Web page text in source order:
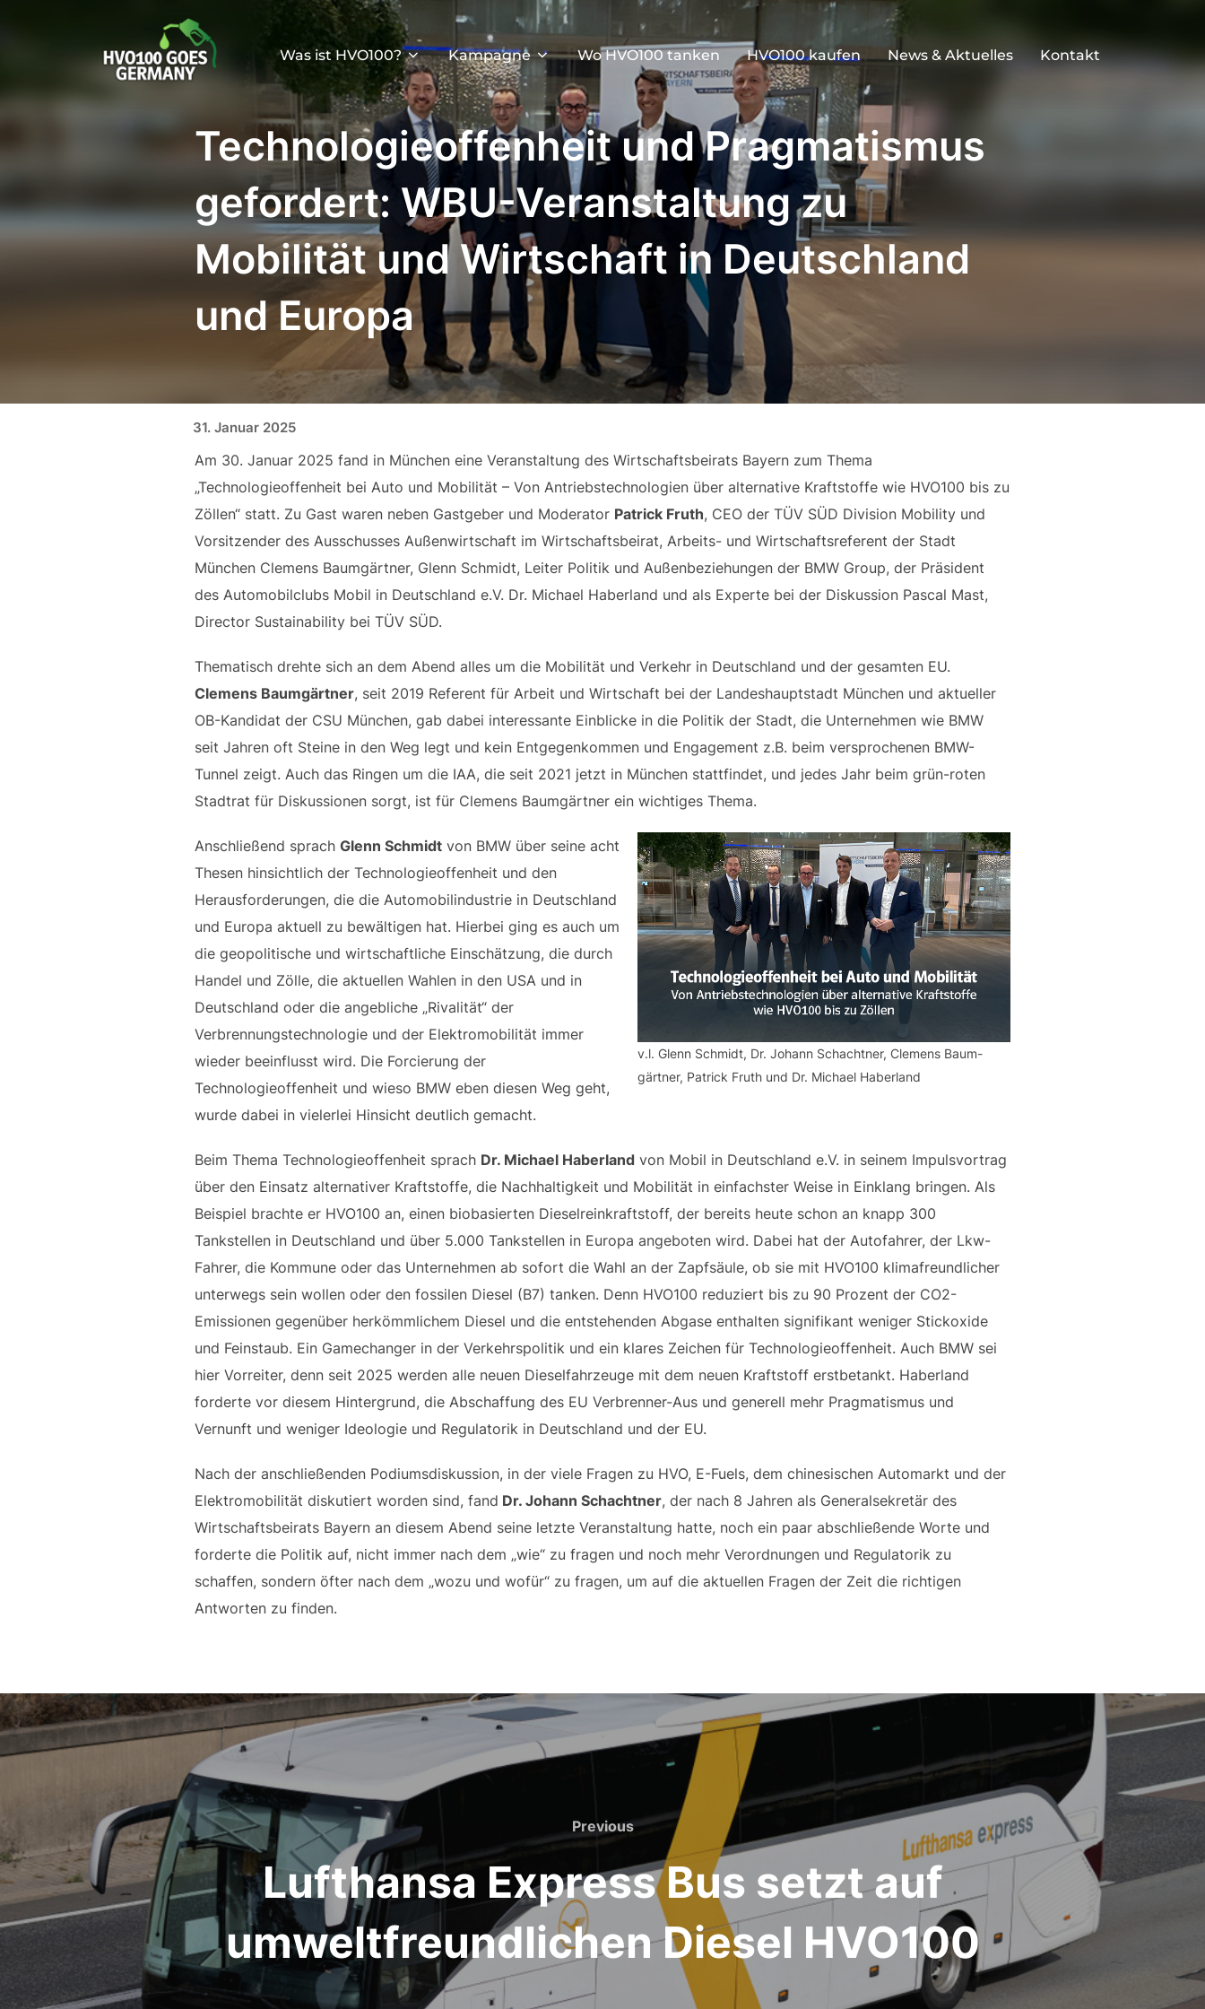
Was ist HVO100? Kampagne Wo HVO100 tanken HVO100 kaufen News & Aktuelles Kontakt
Technologieoffenheit und Pragmatismus
gefordert: WBU-Veranstaltung zu
Mobilität und Wirtschaft in Deutschland
und Europa
31. Januar 2025
Am 30. Januar 2025 fand in München eine Veranstaltung des Wirtschaftsbeirats Bayern zum Thema
„Technologieoffenheit bei Auto und Mobilität – Von Antriebstechnologien über alternative Kraftstoffe wie HVO100 bis zu
Zöllen“ statt. Zu Gast waren neben Gastgeber und Moderator Patrick Fruth, CEO der TÜV SÜD Division Mobility und
Vorsitzender des Ausschusses Außenwirtschaft im Wirtschaftsbeirat, Arbeits- und Wirtschaftsreferent der Stadt
München Clemens Baumgärtner, Glenn Schmidt, Leiter Politik und Außenbeziehungen der BMW Group, der Präsident
des Automobilclubs Mobil in Deutschland e.V. Dr. Michael Haberland und als Experte bei der Diskussion Pascal Mast,
Director Sustainability bei TÜV SÜD.
Thematisch drehte sich an dem Abend alles um die Mobilität und Verkehr in Deutschland und der gesamten EU.
Clemens Baumgärtner, seit 2019 Referent für Arbeit und Wirtschaft bei der Landeshauptstadt München und aktueller
OB-Kandidat der CSU München, gab dabei interessante Einblicke in die Politik der Stadt, die Unternehmen wie BMW
seit Jahren oft Steine in den Weg legt und kein Entgegenkommen und Engagement z.B. beim versprochenen BMW-
Tunnel zeigt. Auch das Ringen um die IAA, die seit 2021 jetzt in München stattfindet, und jedes Jahr beim grün-roten
Stadtrat für Diskussionen sorgt, ist für Clemens Baumgärtner ein wichtiges Thema.
v.l. Glenn Schmidt, Dr. Johann Schachtner, Clemens Baum-
gärtner, Patrick Fruth und Dr. Michael Haberland
Anschließend sprach Glenn Schmidt von BMW über seine acht
Thesen hinsichtlich der Technologieoffenheit und den
Herausforderungen, die die Automobilindustrie in Deutschland
und Europa aktuell zu bewältigen hat. Hierbei ging es auch um
die geopolitische und wirtschaftliche Einschätzung, die durch
Handel und Zölle, die aktuellen Wahlen in den USA und in
Deutschland oder die angebliche „Rivalität“ der
Verbrennungstechnologie und der Elektromobilität immer
wieder beeinflusst wird. Die Forcierung der
Technologieoffenheit und wieso BMW eben diesen Weg geht,
wurde dabei in vielerlei Hinsicht deutlich gemacht.
Beim Thema Technologieoffenheit sprach Dr. Michael Haberland von Mobil in Deutschland e.V. in seinem Impulsvortrag
über den Einsatz alternativer Kraftstoffe, die Nachhaltigkeit und Mobilität in einfachster Weise in Einklang bringen. Als
Beispiel brachte er HVO100 an, einen biobasierten Dieselreinkraftstoff, der bereits heute schon an knapp 300
Tankstellen in Deutschland und über 5.000 Tankstellen in Europa angeboten wird. Dabei hat der Autofahrer, der Lkw-
Fahrer, die Kommune oder das Unternehmen ab sofort die Wahl an der Zapfsäule, ob sie mit HVO100 klimafreundlicher
unterwegs sein wollen oder den fossilen Diesel (B7) tanken. Denn HVO100 reduziert bis zu 90 Prozent der CO2-
Emissionen gegenüber herkömmlichem Diesel und die entstehenden Abgase enthalten signifikant weniger Stickoxide
und Feinstaub. Ein Gamechanger in der Verkehrspolitik und ein klares Zeichen für Technologieoffenheit. Auch BMW sei
hier Vorreiter, denn seit 2025 werden alle neuen Dieselfahrzeuge mit dem neuen Kraftstoff erstbetankt. Haberland
forderte vor diesem Hintergrund, die Abschaffung des EU Verbrenner-Aus und generell mehr Pragmatismus und
Vernunft und weniger Ideologie und Regulatorik in Deutschland und der EU.
Nach der anschließenden Podiumsdiskussion, in der viele Fragen zu HVO, E-Fuels, dem chinesischen Automarkt und der
Elektromobilität diskutiert worden sind, fand Dr. Johann Schachtner, der nach 8 Jahren als Generalsekretär des
Wirtschaftsbeirats Bayern an diesem Abend seine letzte Veranstaltung hatte, noch ein paar abschließende Worte und
forderte die Politik auf, nicht immer nach dem „wie“ zu fragen und noch mehr Verordnungen und Regulatorik zu
schaffen, sondern öfter nach dem „wozu und wofür“ zu fragen, um auf die aktuellen Fragen der Zeit die richtigen
Antworten zu finden.
Beitragsnavigation
Previous
Previous
Lufthansa Express Bus setzt auf
umweltfreundlichen Diesel HVO100